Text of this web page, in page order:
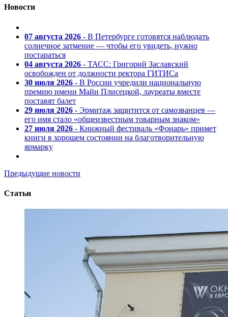
Новости
07 августа 2026 - В Петербурге готовятся наблюдать
солнечное затмение — чтобы его увидеть, нужно
постараться
04 августа 2026 - ТАСС: Григорий Заславский
освобожден от должности ректора ГИТИСа
30 июля 2026 - В России учредили национальную
премию имени Майи Плисецкой, лауреаты вместе
поставят балет
29 июля 2026 - Эрмитаж защитится от самозванцев —
его имя стало «общеизвестным товарным знаком»
27 июля 2026 - Книжный фестиваль «Фонарь» примет
книги в хорошем состоянии на благотворительную
ярмарку
Предыдущие новости
Статьи